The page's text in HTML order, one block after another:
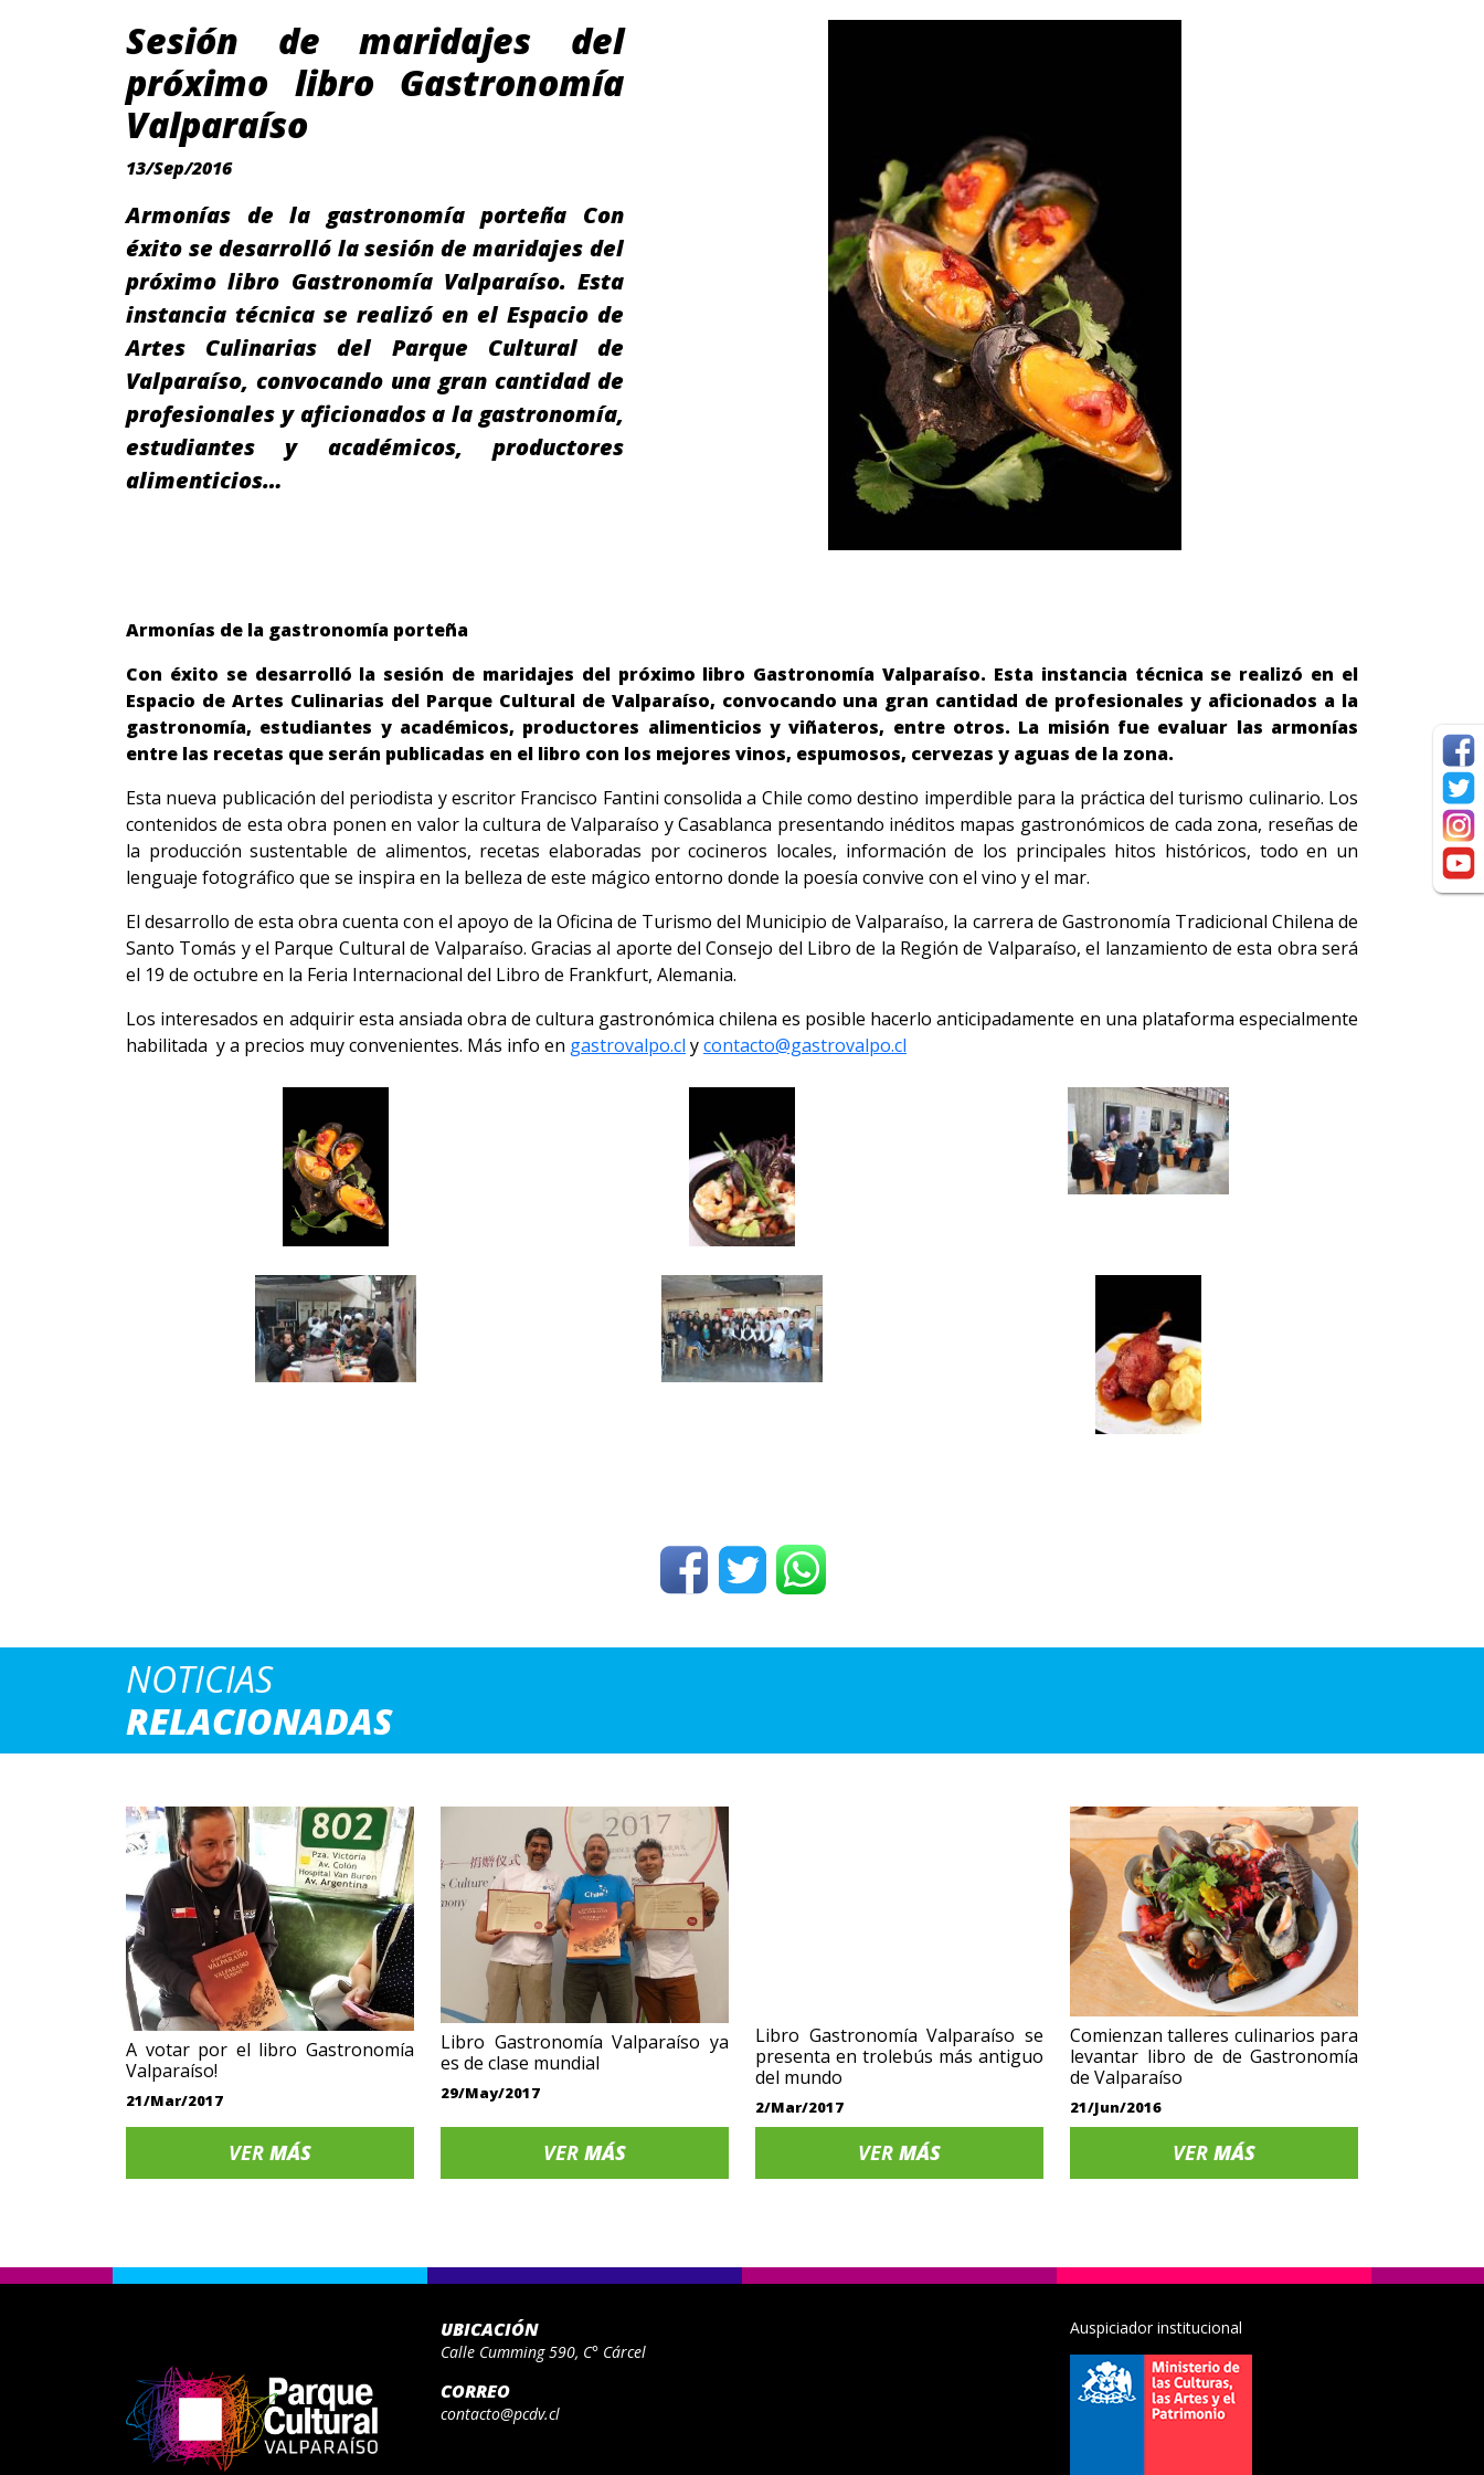
Sesión de maridajes del
próximo libro Gastronomía
Valparaíso
13/Sep/2016
Armonías de la gastronomía porteña Con
éxito se desarrolló la sesión de maridajes del
próximo libro Gastronomía Valparaíso. Esta
instancia técnica se realizó en el Espacio de
Artes Culinarias del Parque Cultural de
Valparaíso, convocando una gran cantidad de
profesionales y aficionados a la gastronomía,
estudiantes y académicos, productores
alimenticios…
Armonías de la gastronomía porteña
Con éxito se desarrolló la sesión de maridajes del próximo libro Gastronomía Valparaíso. Esta instancia técnica se realizó en el
Espacio de Artes Culinarias del Parque Cultural de Valparaíso, convocando una gran cantidad de profesionales y aficionados a la
gastronomía, estudiantes y académicos, productores alimenticios y viñateros, entre otros. La misión fue evaluar las armonías
entre las recetas que serán publicadas en el libro con los mejores vinos, espumosos, cervezas y aguas de la zona.
Esta nueva publicación del periodista y escritor Francisco Fantini consolida a Chile como destino imperdible para la práctica del turismo culinario. Los
contenidos de esta obra ponen en valor la cultura de Valparaíso y Casablanca presentando inéditos mapas gastronómicos de cada zona, reseñas de
la producción sustentable de alimentos, recetas elaboradas por cocineros locales, información de los principales hitos históricos, todo en un
lenguaje fotográfico que se inspira en la belleza de este mágico entorno donde la poesía convive con el vino y el mar.
El desarrollo de esta obra cuenta con el apoyo de la Oficina de Turismo del Municipio de Valparaíso, la carrera de Gastronomía Tradicional Chilena de
Santo Tomás y el Parque Cultural de Valparaíso. Gracias al aporte del Consejo del Libro de la Región de Valparaíso, el lanzamiento de esta obra será
el 19 de octubre en la Feria Internacional del Libro de Frankfurt, Alemania.
Los interesados en adquirir esta ansiada obra de cultura gastronómica chilena es posible hacerlo anticipadamente en una plataforma especialmente
habilitada y a precios muy convenientes. Más info en gastrovalpo.cl ycontacto@gastrovalpo.cl
NOTICIAS
RELACIONADAS
A votar por el libro Gastronomía
Valparaíso!
21/Mar/2017
VER MÁS
Libro Gastronomía Valparaíso ya
es de clase mundial
29/May/2017
VER MÁS
Libro Gastronomía Valparaíso se
presenta en trolebús más antiguo
del mundo
2/Mar/2017
VER MÁS
Comienzan talleres culinarios para
levantar libro de de Gastronomía
de Valparaíso
21/Jun/2016
VER MÁS
UBICACIÓN
Calle Cumming 590, C° Cárcel
CORREO
contacto@pcdv.cl
Auspiciador institucional